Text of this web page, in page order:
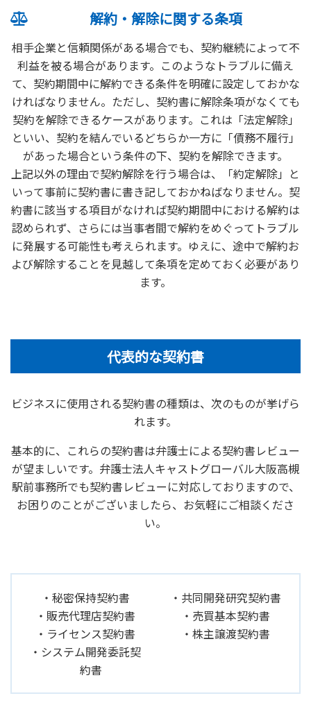
解約・解除に関する条項
相手企業と信頼関係がある場合でも、契約継続によって不
利益を被る場合があります。このようなトラブルに備え
て、契約期間中に解約できる条件を明確に設定しておかな
ければなりません。ただし、契約書に解除条項がなくても
契約を解除できるケースがあります。これは「法定解除」
といい、契約を結んでいるどちらか一方に「債務不履行」
があった場合という条件の下、契約を解除できます。
上記以外の理由で契約解除を行う場合は、「約定解除」と
いって事前に契約書に書き記しておかねばなりません。契
約書に該当する項目がなければ契約期間中における解約は
認められず、さらには当事者間で解約をめぐってトラブル
に発展する可能性も考えられます。ゆえに、途中で解約お
よび解除することを見越して条項を定めておく必要があり
ます。
代表的な契約書
ビジネスに使用される契約書の種類は、次のものが挙げら
れます。
基本的に、これらの契約書は弁護士による契約書レビュー
が望ましいです。弁護士法人キャストグローバル大阪高槻
駅前事務所でも契約書レビューに対応しておりますので、
お困りのことがございましたら、お気軽にご相談くださ
い。
秘密保持契約書
販売代理店契約書
ライセンス契約書
システム開発委託契
約書
共同開発研究契約書
売買基本契約書
株主譲渡契約書